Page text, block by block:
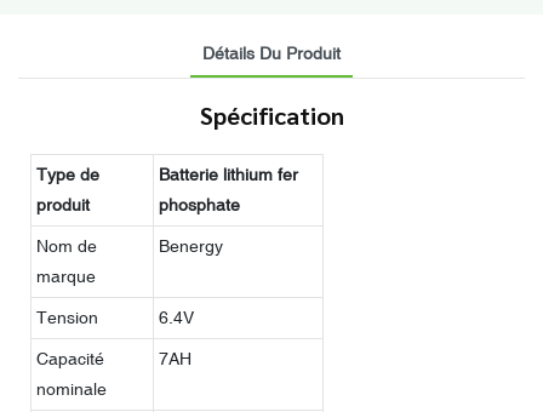
Détails Du Produit
Spécification
Type de
produit
Batterie lithium fer
phosphate
Nom de
marque
Benergy
Tension 6.4V
Capacité
nominale
7AH